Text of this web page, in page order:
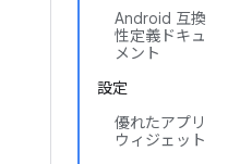
Android 互換
性定義ドキュ
メント
設定
優れたアプリ
ウィジェット